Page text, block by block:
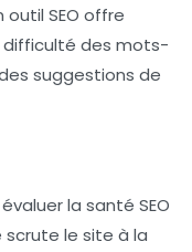
SEO offre
difficulté des mots-
suggestions de
la santé SEO
le site à la